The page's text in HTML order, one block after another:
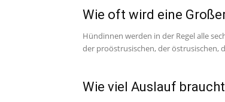
Wie oft wird eine
Hündinnen werden in der Regel alle
der proöstrusischen, der östrusischen,
Wie viel Auslauf